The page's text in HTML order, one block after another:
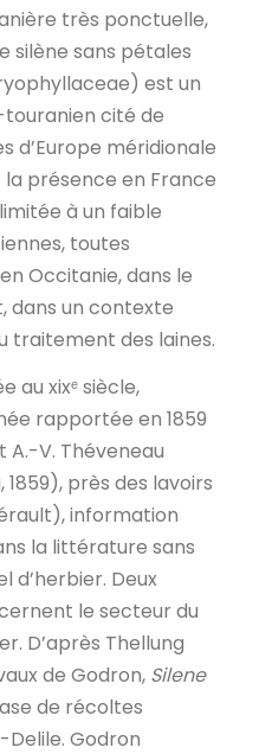
très ponctuelle,
silène sans pétales
est un
cité de
d’Europe méridionale
la présence en France
à un faible
toutes
Occitanie, dans le
dans un contexte
traitement des laines.
au xixᵉ siècle,
rapportée en 1859
A.-V. Théveneau
1859), près des lavoirs
information
la littérature sans
d’herbier. Deux
le secteur du
D’après Thellung
de Godron, Silene
de récoltes
Godron